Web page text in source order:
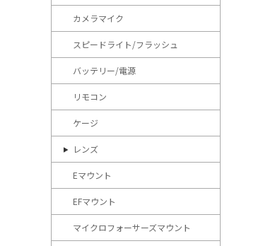
カメラマイク
スピードライト/フラッシュ
バッテリー/電源
リモコン
ケージ
レンズ
Eマウント
EFマウント
マイクロフォーサーズマウント